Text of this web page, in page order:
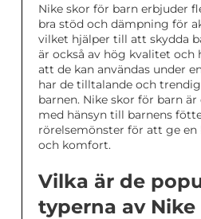
Nike skor för barn erbjuder
bra stöd och dämpning för
vilket hjälper till att skydda
är också av hög kvalitet och
att de kan användas under
har de tilltalande och
barnen. Nike skor för barn
med hänsyn till barnens
rörelsemönster för att ge en
och komfort.
Vilka är de
typerna av